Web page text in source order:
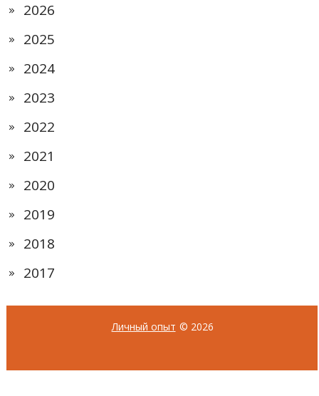
2026
2025
2024
2023
2022
2021
2020
2019
2018
2017
Личный опыт © 2026